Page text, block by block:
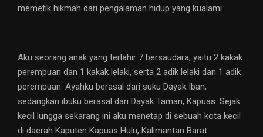
memetik hikmah dari pengalaman hidup yang kualami…
Aku seorang anak yang terlahir 7 bersaudara, yaitu 2 kakak
perempuan dan 1 kakak lelaki, serta 2 adik lelaki dan 1 adik
perempuan. Ayahku berasal dari suku Dayak Iban,
sedangkan ibuku berasal dari Dayak Taman, Kapuas. Sejak
kecil lungga sekarang ini aku menetap di sebuah kota kecil
di daerah Kaputen Kapuas Hulu, Kalimantan Barat.